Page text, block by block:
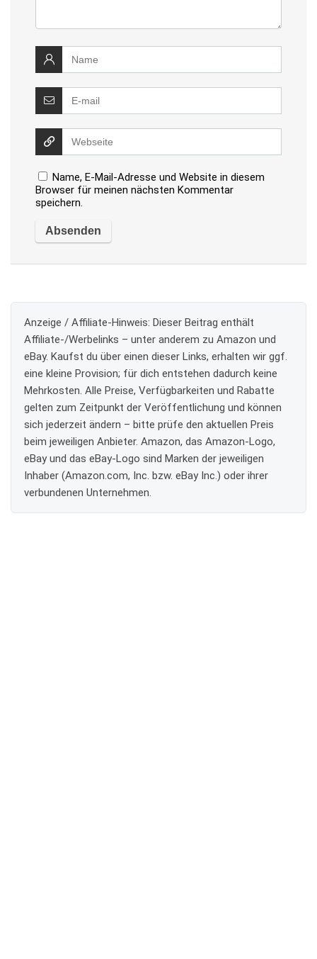
Name, E-Mail-Adresse und Website in diesem
Browser für meinen nächsten Kommentar
speichern.
Anzeige / Affiliate-Hinweis: Dieser Beitrag enthält
Affiliate-/Werbelinks – unter anderem zu Amazon und
eBay. Kaufst du über einen dieser Links, erhalten wir ggf.
eine kleine Provision; für dich entstehen dadurch keine
Mehrkosten. Alle Preise, Verfügbarkeiten und Rabatte
gelten zum Zeitpunkt der Veröffentlichung und können
sich jederzeit ändern – bitte prüfe den aktuellen Preis
beim jeweiligen Anbieter. Amazon, das Amazon-Logo,
eBay und das eBay-Logo sind Marken der jeweiligen
Inhaber (Amazon.com, Inc. bzw. eBay Inc.) oder ihrer
verbundenen Unternehmen.